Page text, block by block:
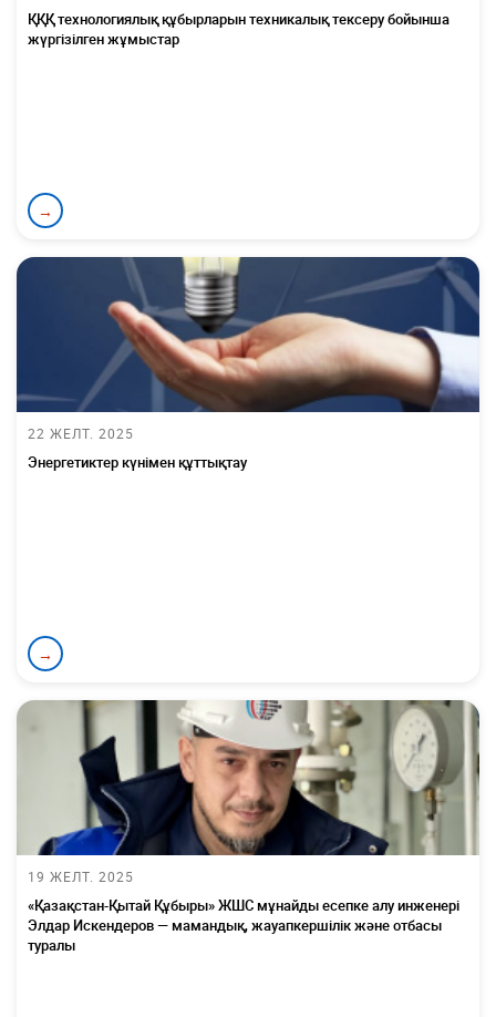
ҚҚҚ технологиялық құбырларын техникалық тексеру бойынша
жүргізілген жұмыстар
→
22 ЖЕЛТ. 2025
Энергетиктер күнімен құттықтау
→
19 ЖЕЛТ. 2025
«Қазақстан-Қытай Құбыры» ЖШС мұнайды есепке алу инженері
Элдар Искендеров — мамандық, жауапкершілік және отбасы
туралы